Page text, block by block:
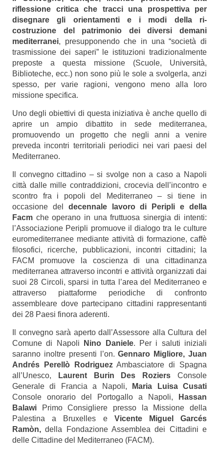
riflessione critica che tracci una prospettiva per
disegnare gli orientamenti e i modi della ri-
costruzione del patrimonio dei diversi demani
mediterranei, presupponendo che in una “società di
trasmissione dei saperi” le istituzioni tradizionalmente
preposte a questa missione (Scuole, Università,
Biblioteche, ecc.) non sono più le sole a svolgerla, anzi
spesso, per varie ragioni, vengono meno alla loro
missione specifica.
Uno degli obiettivi di questa iniziativa è anche quello di
aprire un ampio dibattito in sede mediterranea,
promuovendo un progetto che negli anni a venire
preveda incontri territoriali periodici nei vari paesi del
Mediterraneo.
Il convegno cittadino – si svolge non a caso a Napoli
città dalle mille contraddizioni, crocevia dell’incontro e
scontro fra i popoli del Mediterraneo – si tiene in
occasione del decennale lavoro di Peripli e della
Facm che operano in una fruttuosa sinergia di intenti:
l’Associazione Peripli promuove il dialogo tra le culture
euromediterranee mediante attività di formazione, caffè
filosofici, ricerche, pubblicazioni, incontri cittadini; la
FACM promuove la coscienza di una cittadinanza
mediterranea attraverso incontri e attività organizzati dai
suoi 28 Circoli, sparsi in tutta l’area del Mediterraneo e
attraverso piattaforme periodiche di confronto
assembleare dove partecipano cittadini rappresentanti
dei 28 Paesi finora aderenti.
Il convegno sarà aperto dall’Assessore alla Cultura del
Comune di Napoli
Nino Daniele. Per i saluti iniziali
saranno inoltre presenti l’on.Gennaro Migliore, Juan
Andrés Perellò RodriguezAmbasciatore di Spagna
all’Unesco, Laurent Burin Des Roziers Console
Generale di Francia a Napoli,
Maria Luisa Cusati
Console onorario del Portogallo a Napoli, Hassan
Balawi Primo Consigliere presso la Missione della
Palestina a Bruxelles eVicente Miguel Garcés
Ramòn,della Fondazione Assemblea dei Cittadini e
delle Cittadine del Mediterraneo (FACM).